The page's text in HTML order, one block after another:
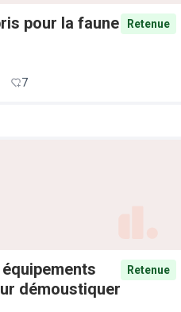
pour la faune Retenue
7
démoustiquer
Retenue